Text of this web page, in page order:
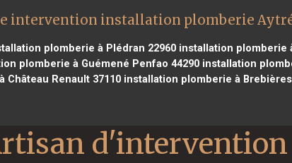
intervention installation plomberie
plomberie à Plédran 22960installation plomberie
plomberie à Guémené Penfao 44290installation
Château Renault 37110 installation plomberie à Brebières
d'intervention